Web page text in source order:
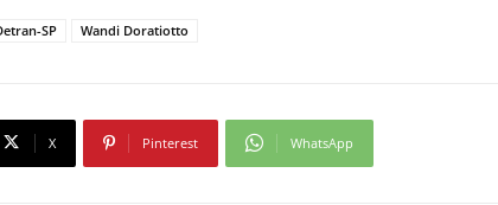
SP Wandi Doratiotto
X Pinterest WhatsApp